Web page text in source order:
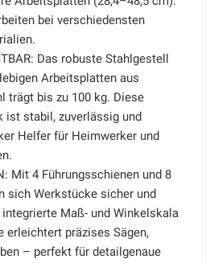
bei verschiedensten
Das robuste Stahlgestell
Arbeitsplatten aus
trägt bis zu 100 kg. Diese
ist stabil, zuverlässig und
Helfer für Heimwerker und
Mit 4 Führungsschienen und 8
sich Werkstücke sicher und
Maß- und Winkelskala
erleichtert präzises Sägen,
– perfekt für detailgenaue